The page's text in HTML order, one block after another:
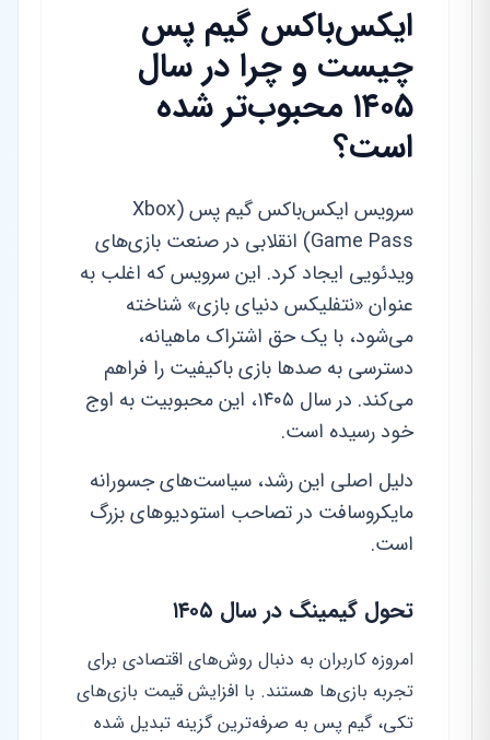
ایکس‌باکس گیم پس
چیست و چرا در سال
۱۴۰۵ محبوب‌تر شده
است؟
سرویس ایکس‌باکس گیم پس (Xbox
Game Pass) انقلابی در صنعت بازی‌های
ویدئویی ایجاد کرد. این سرویس که اغلب به
عنوان «نتفلیکس دنیای بازی» شناخته
می‌شود، با یک حق اشتراک ماهیانه،
دسترسی به صدها بازی باکیفیت را فراهم
می‌کند. در سال ۱۴۰۵، این محبوبیت به اوج
خود رسیده است.
دلیل اصلی این رشد، سیاست‌های جسورانه
مایکروسافت در تصاحب استودیوهای بزرگ
است.
تحول گیمینگ در سال ۱۴۰۵
امروزه کاربران به دنبال روش‌های اقتصادی برای
تجربه بازی‌ها هستند. با افزایش قیمت بازی‌های
تکی، گیم پس به صرفه‌ترین گزینه تبدیل شده